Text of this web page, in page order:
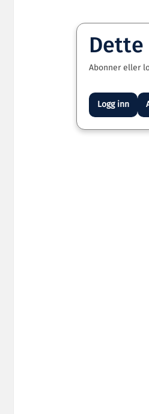
Abonner eller
Logg inn